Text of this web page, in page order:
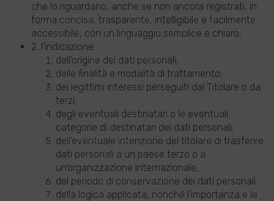
che lo riguardano, anche se non ancora registrati, in
forma concisa, trasparente, intelligibile e facilmente
accessibile, con un linguaggio semplice e chiaro;
2. l’indicazione:
dell’origine dei dati personali;
delle finalità e modalità di trattamento;
dei legittimi interessi perseguiti dal Titolare o da
terzi;
degli eventuali destinatari o le eventuali
categorie di destinatari dei dati personali;
dell’eventuale intenzione del titolare di trasferire
dati personali a un paese terzo o a
un'organizzazione internazionale;
del periodo di conservazione dei dati personali;
della logica applicata, nonché l'importanza e le